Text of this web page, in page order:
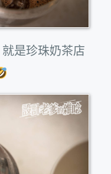
是珍珠奶茶店